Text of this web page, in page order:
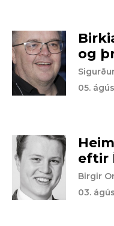
og
05.
eftir
Birgir
03.